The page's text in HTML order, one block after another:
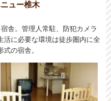
ュー椎木
舎。管理人常駐、防犯カメラ
活に必要な環境は徒歩圏内に全
の宿舎。